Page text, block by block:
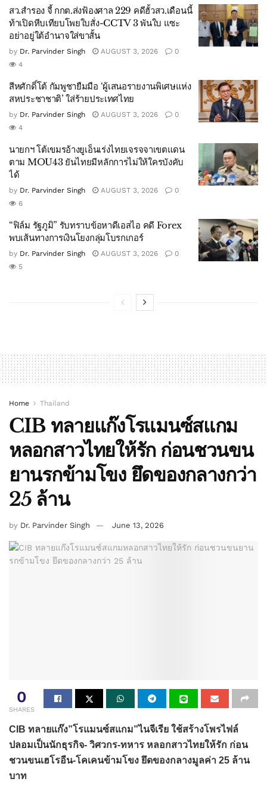
สว.สำรอง จี้ กกต.ส่งฟ้องศาล 229 คดีฮั้วสว.เดือนนี้
ท้าเปิดหีบเทียบโพยใบสั่ง-CCTV 3 พันใบ แซะ
อย่าอยู่ใต้อำนาจใส่ขาสั้น
by Dr. Parvinder Singh AUGUST 3, 2026
0
4
สีหศักดิ์โต้ กัมพูชายืมมือ ‘ผู้เสนอรายงานพิเศษแห่ง
สหประชาชาติ’ ใส่ร้ายประเทศไทย
by Dr. Parvinder Singh AUGUST 3, 2026
0
4
นายกฯ โต้เขมรอ้างยูเอ็นเร่งไทยเจรจจาเขตแดน
ตาม MOU43 ยันไทยมีหลักการไม่ให้ใครบังคับ
ได้
by Dr. Parvinder Singh AUGUST 3, 2026
0
6
“ฟิล์ม รัฐภูมิ” รับทราบข้อหาดีเอสไอ คดี Forex
พบเส้นทางการเงินโยงกลุ่มโบรกเกอร์
by Dr. Parvinder Singh AUGUST 3, 2026
0
5
Home Thailand
CIB ทลายแก๊งโรแมนซ์สแกม
หลอกสาวไทยให้รัก ก่อนชวนขน
ยานรกข้ามโขง ยึดของกลางกว่า
25 ล้าน
by Dr. Parvinder Singh June 13, 2026
0
SHARES
CIB ทลายแก๊ง”โรแมนซ์สแกม”ไนจีเรีย ใช้สร้างโพรไฟล์
ปลอมเป็นนักธุรกิจ- วิศวกร-ทหาร หลอกสาวไทยให้รัก ก่อน
ชวนขนเฮโรอีน-โคเคนข้ามโขง ยึดของกลางมูลค่า 25 ล้าน
บาท